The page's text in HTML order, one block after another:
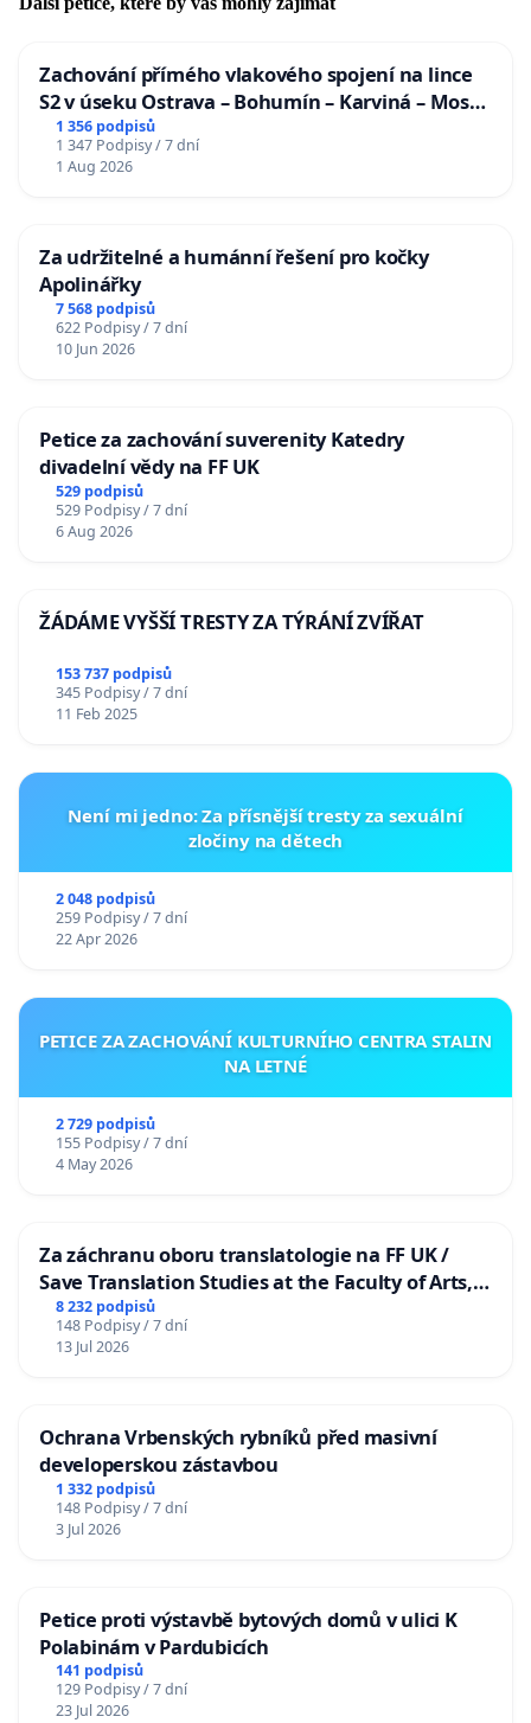
Zachování přímého vlakového spojení na lince
S2 v úseku Ostrava – Bohumín – Karviná – Mosty
u Jablunkova
1 356 podpisů
1 347 Podpisy / 7 dní
1 Aug 2026
Za udržitelné a humánní řešení pro kočky
Apolinářky
7 568 podpisů
622 Podpisy / 7 dní
10 Jun 2026
Petice za zachování suverenity Katedry
divadelní vědy na FF UK
529 podpisů
529 Podpisy / 7 dní
6 Aug 2026
ŽÁDÁME VYŠŠÍ TRESTY ZA TÝRÁNÍ ZVÍŘAT
153 737 podpisů
345 Podpisy / 7 dní
11 Feb 2025
Není mi jedno: Za přísnější tresty za sexuální
zločiny na dětech
2 048 podpisů
259 Podpisy / 7 dní
22 Apr 2026
PETICE ZA ZACHOVÁNÍ KULTURNÍHO CENTRA STALIN
NA LETNÉ
2 729 podpisů
155 Podpisy / 7 dní
4 May 2026
Za záchranu oboru translatologie na FF UK /
Save Translation Studies at the Faculty of Arts,
Charles University
8 232 podpisů
148 Podpisy / 7 dní
13 Jul 2026
Ochrana Vrbenských rybníků před masivní
developerskou zástavbou
1 332 podpisů
148 Podpisy / 7 dní
3 Jul 2026
Petice proti výstavbě bytových domů v ulici K
Polabinám v Pardubicích
141 podpisů
129 Podpisy / 7 dní
23 Jul 2026